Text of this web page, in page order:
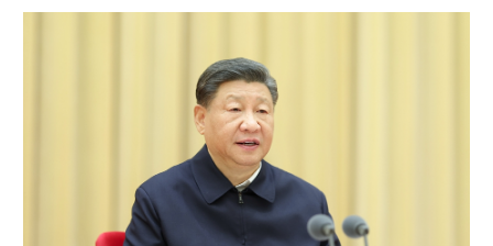
天津
吉林
安徽 福建
湖北